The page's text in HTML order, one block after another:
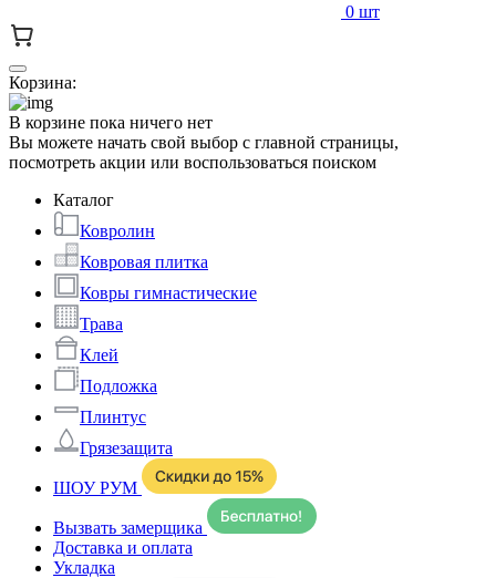
0 шт
Корзина:
В корзине пока ничего нет
Вы можете начать свой выбор с главной страницы,
посмотреть акции или воспользоваться поиском
Каталог
Ковролин
Ковровая плитка
Ковры гимнастические
Трава
Клей
Подложка
Плинтус
Грязезащита
ШОУ РУМ
Вызвать замерщика
Доставка и оплата
Укладка